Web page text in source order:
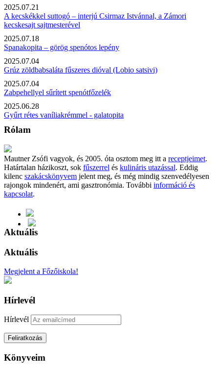
2025.07.21
A kecskékkel suttogó – interjú Csirmaz Istvánnal, a Zámori
kecskesajt sajtmesterével
2025.07.18
Spanakopita – görög spenótos lepény
2025.07.04
Grúz zöldbabsaláta fűszeres dióval (Lobio satsivi)
2025.07.04
Zabpehellyel sűrített spenótfőzelék
2025.06.28
Gyűrt rétes vaníliakrémmel - galatopita
Rólam
Mautner Zsófi vagyok, és 2005. óta osztom meg itt a receptjeimet.
Határtalan házikoszt, sok fűszerrel és kulináris utazással. Eddig
kilenc szakácskönyvem jelent meg, és még mindig szenvedélyesen
rajongok mindenért, ami gasztronómia. További információ és
kapcsolat.
Aktuális
Aktuális
Megjelent a Főzőiskola!
Hírlevél
Hírlevél
Könyveim